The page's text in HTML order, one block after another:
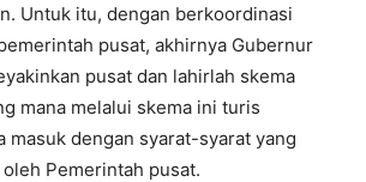
Untuk itu, dengan berkoordinasi
pusat, akhirnya Gubernur
pusat dan lahirlah skema
mana melalui skema ini turis
masuk dengan syarat-syarat yang
Pemerintah pusat.